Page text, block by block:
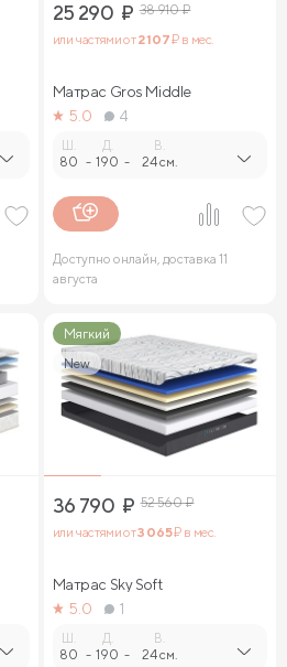
25 290 ₽ 38 910₽
или частями от2 107₽ в мес.
Матрас Gros Middle
5.0
4
80 -
Д.
190 -
В.
24 см.
Доступно онлайн, доставка 11
августа
Мягкий
New
36 790 ₽ 52 560₽
или частями от3 065₽ в мес.
Матрас Sky Soft
5.0
1
80 -
Д.
190 -
В.
24 см.